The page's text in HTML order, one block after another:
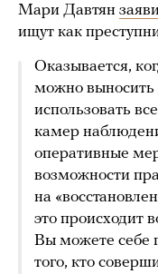
Мари Давтян
ищут как
Оказывается,
можно выносить
использовать
камер
оперативные
возможности
на
это происxодит
Вы можете себе
того, кто